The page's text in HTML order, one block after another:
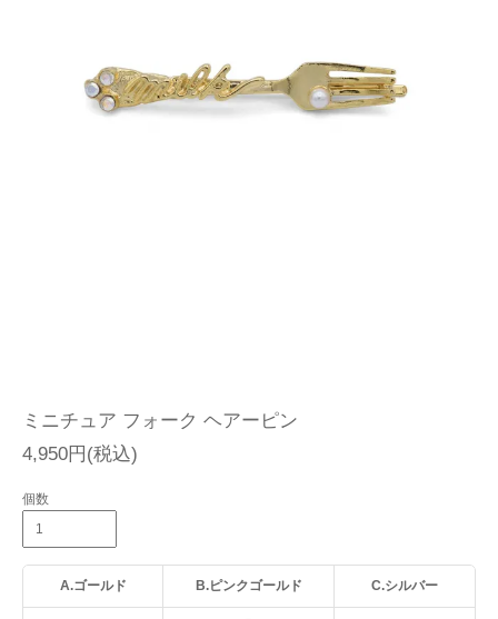
ミニチュア フォーク ヘアーピン
4,950円(税込)
個数
A.ゴールド B.ピンクゴールド C.シルバー